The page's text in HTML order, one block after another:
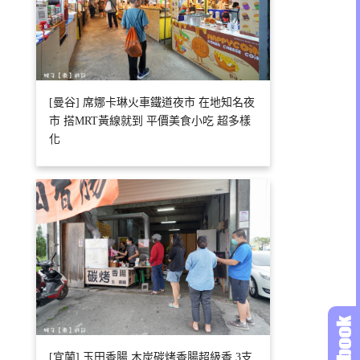
[曼谷] 席娜卡琳火車鐵道夜市 在地知名夜
市 搭MRT黃線就到 平價美食小吃 超多樣
化
[宜蘭] 玉田香腸 木炭碳烤香腸超級香 3支